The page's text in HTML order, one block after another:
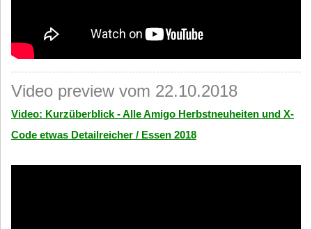
Video preview vom 22.10.2018
Video: Kurzüberblick - Alle Amigo Herbstneuheiten und X-
Code etwas Detailreicher / Essen 2018